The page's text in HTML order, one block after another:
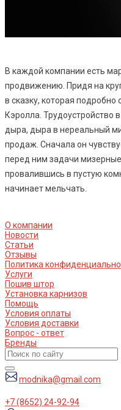
В каждой компании есть
продвижению. Придя на
в сказку, которая подробно
Кэролла. Трудоустройство
дыра, дыра в нереальный
продаж. Сначала он
перед ним задачи
провалившись в пустую
начинает мельчать.
О компании
Новости
Статьи
Отзывы
Политика
Услуги
Пошив штор
Установка карнизов
Помощь
Условия оплаты
Условия доставки
Вопрос - ответ
Бренды
modnika@gmail.com
+7 (8652) 24-92-94